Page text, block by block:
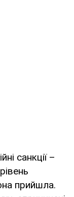
санкції –
прийшла.